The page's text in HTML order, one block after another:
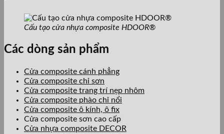
Cấu tạo cửa nhựa composite HDOOR®
Các dòng sản phẩm
Cửa composite cánh phẳng
Cửa composite chỉ sơn
Cửa composite trang trí nẹp nhôm
Cửa composite phào chỉ nổi
Cửa composite ô kính, ô fix
Cửa composite sơn cao cấp
Cửa nhựa composite DECOR